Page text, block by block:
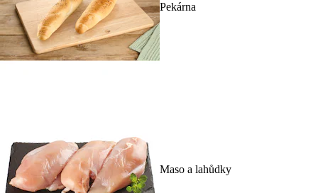
Pekárna
Maso a lahůdky